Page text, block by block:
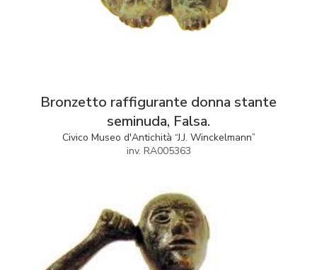
Bronzetto raffigurante donna stante
seminuda, Falsa.
Civico Museo d'Antichità “J.J. Winckelmann”
inv. RA005363